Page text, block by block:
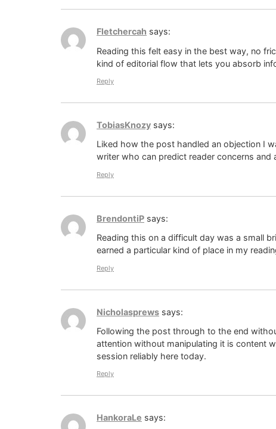
Fletchercah says:
Reading this felt easy in the best way, no
kind of editorial flow that lets you absorb
Reply
TobiasKnozy says:
Liked how the post handled an objection I
writer who can predict reader concerns
Reply
BrendontiP says:
Reading this on a difficult day was a small
earned a particular kind of place in my
Reply
Nicholasprews says:
Following the post through to the end
attention without manipulating it is content
session reliably here today.
Reply
HankoraLe says: